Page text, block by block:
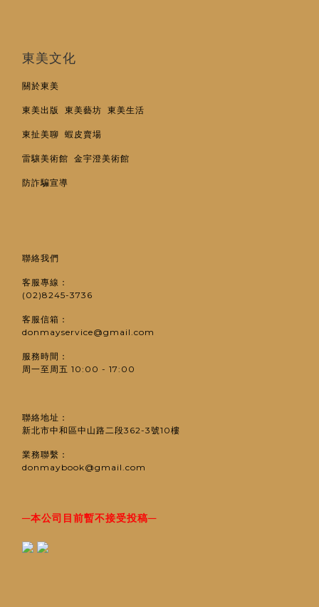
《東京森林咖啡店》武相庄照片，棚澤永子著，榻榻米出版。
東美文化
關於東美
東美出版 東美藝坊 東美生活
東扯美聊 蝦皮賣場
雷驤美術館 金宇澄美術館
防詐騙宣導
聯絡我們
客服專線：
(02)8245-3736
客服信箱：
donmayservice@gmail.com
服務時間：
周一至周五 10:00 - 17:00
聯絡地址：
新北市中和區中山路二段362-3號10樓
業務聯繫：
donmaybook@gmail.com
─本公司目前暫不接受投稿─